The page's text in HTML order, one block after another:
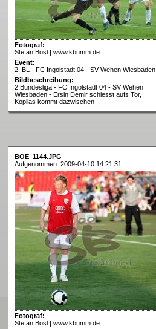
Fotograf:
Stefan Bösl | www.kbumm.de
Event:
2. BL - FC Ingolstadt 04 - SV Wehen Wiesbaden
Bildbeschreibung:
2.Bundesliga - FC Ingolstadt 04 - SV Wehen
Wiesbaden - Ersin Demir schiesst aufs Tor,
Kopilas kommt dazwischen
BOE_1144.JPG
Aufgenommen: 2009-04-10 14:21:31
Fotograf:
Stefan Bösl | www.kbumm.de